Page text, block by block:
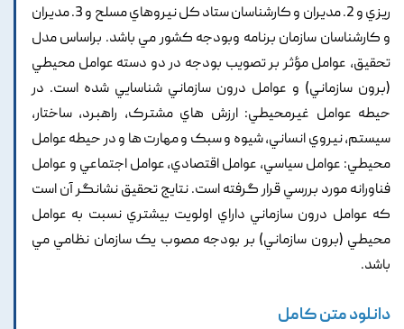
ريزي و 2. مديران و کارشناسان ستاد کل نيروهاي مسلح و 3. مديران
و کارشناسان سازمان برنامه وبودجه کشور مي باشد. براساس مدل
تحقيق, عوامل مؤثر بر تصويب بودجه در دو دسته عوامل محيطي
(برون سازماني) و عوامل درون سازماني شناسايي شده است. در
حيطه عوامل غيرمحيطي: ارزش هاي مشترک, راهبرد, ساختار,
سيستم, نيروي انساني, شيوه و سبک و مهارت ها و در حيطه عوامل
محيطي: عوامل سياسي, عوامل اقتصادي, عوامل اجتماعي و عوامل
فناورانه مورد بررسي قرار گرفته است. نتايج تحقيق نشانگر آن است
که عوامل درون سازماني داراي اولويت بيشتري نسبت به عوامل
محيطي (برون سازماني) بر بودجه مصوب يک سازمان نظامي مي
باشد.
دانلود متن کامل